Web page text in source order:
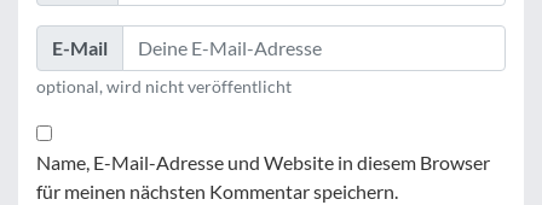
E-Mail
optional, wird nicht veröffentlicht
Name, E-Mail-Adresse und Website in diesem Browser
für meinen nächsten Kommentar speichern.